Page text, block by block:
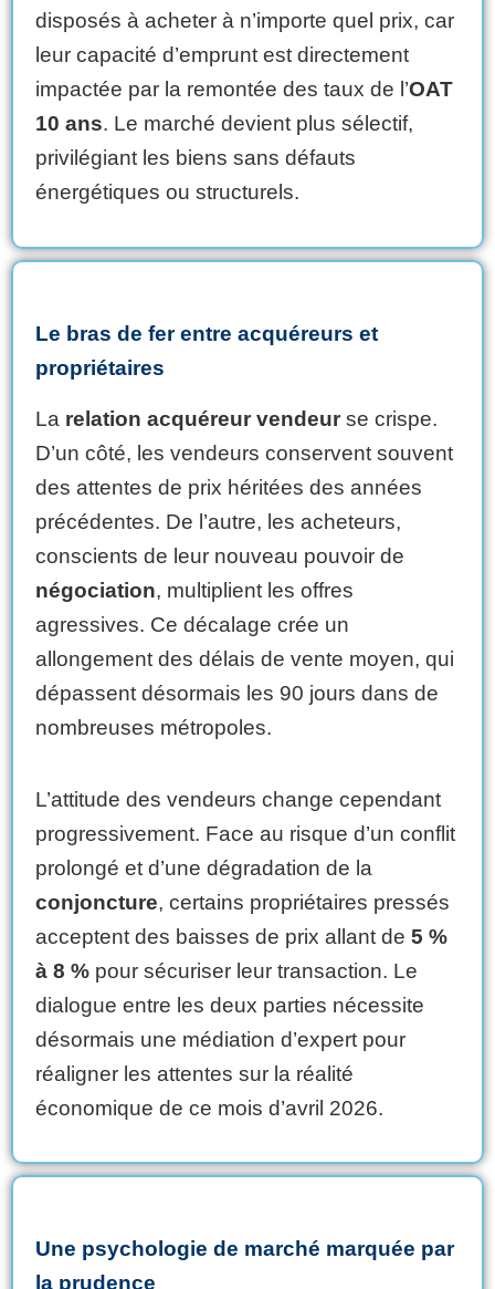
disposés à acheter à n’importe quel prix, car
leur capacité d’emprunt est directement
impactée par la remontée des taux de l’OAT
10 ans. Le marché devient plus sélectif,
privilégiant les biens sans défauts
énergétiques ou structurels.
Le bras de fer entre acquéreurs et
propriétaires
La relation acquéreur vendeur se crispe.
D’un côté, les vendeurs conservent souvent
des attentes de prix héritées des années
précédentes. De l’autre, les acheteurs,
conscients de leur nouveau pouvoir de
négociation, multiplient les offres
agressives. Ce décalage crée un
allongement des délais de vente moyen, qui
dépassent désormais les 90 jours dans de
nombreuses métropoles.
L’attitude des vendeurs change cependant
progressivement. Face au risque d’un conflit
prolongé et d’une dégradation de la
conjoncture, certains propriétaires pressés
acceptent des baisses de prix allant de 5 %
à 8 % pour sécuriser leur transaction. Le
dialogue entre les deux parties nécessite
désormais une médiation d’expert pour
réaligner les attentes sur la réalité
économique de ce mois d’avril 2026.
Une psychologie de marché marquée par
la prudence